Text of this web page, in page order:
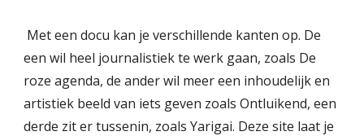
Met een docu kan je verschillende kanten op. De
een wil heel journalistiek te werk gaan, zoals De
roze agenda, de ander wil meer een inhoudelijk en
artistiek beeld van iets geven zoals Ontluikend, een
derde zit er tussenin, zoals Yarigai. Deze site laat je